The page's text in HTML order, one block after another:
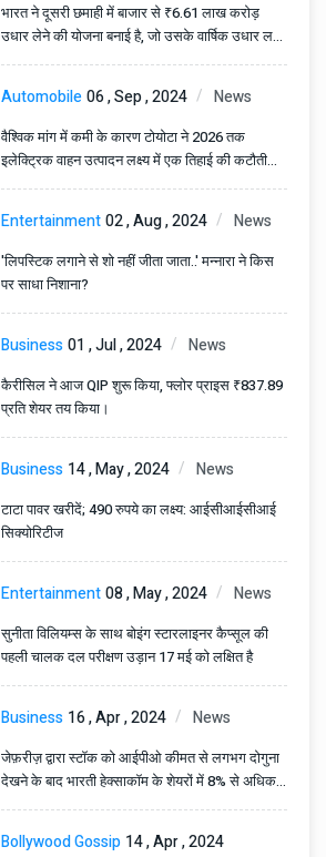
भारत ने दूसरी छमाही में बाजार से ₹6.61 लाख करोड़
उधार लेने की योजना बनाई है, जो उसके वार्षिक उधार लक्ष्य
का 47.2% है।
Automobile06 , Sep , 2024 News
वैश्विक मांग में कमी के कारण टोयोटा ने 2026 तक
इलेक्ट्रिक वाहन उत्पादन लक्ष्य में एक तिहाई की कटौती
की।
Entertainment02 , Aug , 2024 News
'लिपस्टिक लगाने से शो नहीं जीता जाता..' मन्नारा ने किस
पर साधा निशाना?
Business01 , Jul , 2024 News
कैरीसिल ने आज QIP शुरू किया, फ्लोर प्राइस ₹837.89
प्रति शेयर तय किया।
Business 14 , May , 2024 News
टाटा पावर खरीदें; 490 रुपये का लक्ष्य: आईसीआईसीआई
सिक्योरिटीज
Entertainment08 , May , 2024 News
सुनीता विलियम्स के साथ बोइंग स्टारलाइनर कैप्सूल की
पहली चालक दल परीक्षण उड़ान 17 मई को लक्षित है
Business 16 , Apr , 2024 News
जेफ़रीज़ द्वारा स्टॉक को आईपीओ कीमत से लगभग दोगुना
देखने के बाद भारती हेक्साकॉम के शेयरों में 8% से अधिक
की उछाल आई।
Bollywood Gossip 14 , Apr , 2024